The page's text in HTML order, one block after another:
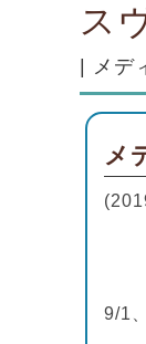
ス
| メ
メ
9/1